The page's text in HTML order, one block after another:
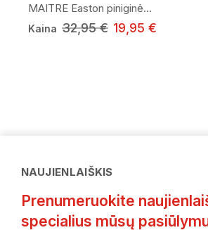
MAITRE Easton piniginė...
Kaina 32,95 € 19,95 €
NAUJIENLAIŠKIS
Prenumeruokite
specialius mūsų